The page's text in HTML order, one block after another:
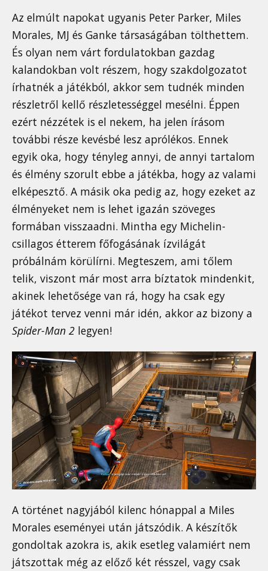
Az elmúlt napokat ugyanis Peter Parker, Miles
Morales, MJ és Ganke társaságában tölthettem.
És olyan nem várt fordulatokban gazdag
kalandokban volt részem, hogy szakdolgozatot
írhatnék a játékból, akkor sem tudnék minden
részletről kellő részletességgel mesélni. Éppen
ezért nézzétek is el nekem, ha jelen írásom
további része kevésbé lesz aprólékos. Ennek
egyik oka, hogy tényleg annyi, de annyi tartalom
és élmény szorult ebbe a játékba, hogy az valami
elképesztő. A másik oka pedig az, hogy ezeket az
élményeket nem is lehet igazán szöveges
formában visszaadni. Mintha egy Michelin-
csillagos étterem főfogásának ízvilágát
próbálnám körülírni. Megteszem, ami tőlem
telik, viszont már most arra bíztatok mindenkit,
akinek lehetősége van rá, hogy ha csak egy
játékot tervez venni már idén, akkor az bizony a
Spider-Man 2 legyen!
A történet nagyjából kilenc hónappal a Miles
Morales eseményei után játszódik. A készítők
gondoltak azokra is, akik esetleg valamiért nem
játszottak még az előző két résszel, vagy csak